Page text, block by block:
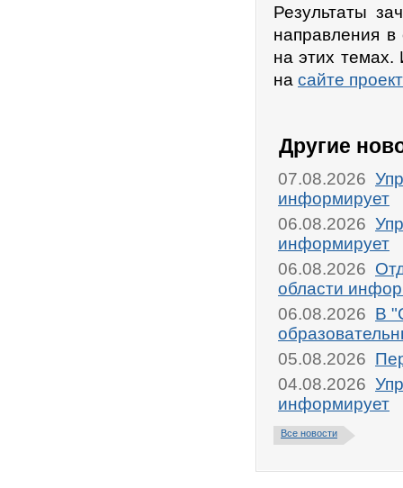
Результаты
направления
на этих темах.
на сайте
Другие
07.08.2026
информирует
06.08.2026
информирует
06.08.2026
области
06.08.2026 В
05.08.2026
04.08.2026
информирует
Все новости